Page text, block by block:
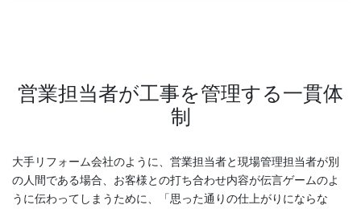
営業担当者が工事を管理する一貫体
制
大手リフォーム会社のように、営業担当者と現場管理担当者が別
の人間である場合、お客様との打ち合わせ内容が伝言ゲームのよ
うに伝わってしまうために、「思った通りの仕上がりにならな